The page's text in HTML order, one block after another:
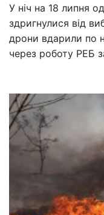
У ніч на 18 липня
здригнулися від
дрони вдарили по
через роботу РЕБ